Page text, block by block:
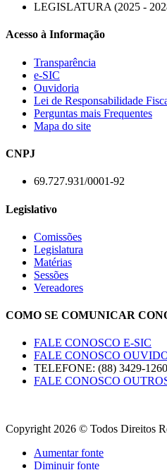
LEGISLATURA (2025 -
Acesso à Informação
Transparência
e-SIC
Ouvidoria
Lei de Responsabilidade
Perguntas mais Frequentes
Mapa do site
CNPJ
69.727.931/0001-92
Legislativo
Comissões
Legislatura
Matérias
Sessões
Vereadores
COMO SE COMUNICAR
FALE CONOSCO E-SIC
FALE CONOSCO
TELEFONE: (88) 3429-1260
FALE CONOSCO
Copyright 2026 © Todos Direitos
Aumentar fonte
Diminuir fonte